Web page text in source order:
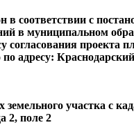
соответствии с
в муниципальном
проекта
адресу:
участка с
2, поле 2